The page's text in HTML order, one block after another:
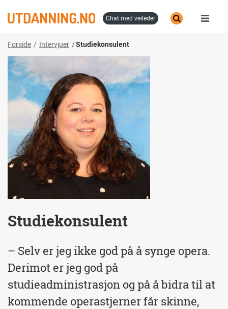
til
chat med veileder
Forside Intervjuer Studiekonsulent
Studiekonsulent
– Selv er jeg ikke god på å synge opera.
Derimot er jeg god på
studieadministrasjon og på å bidra til at
kommende operastjerner får skinne,